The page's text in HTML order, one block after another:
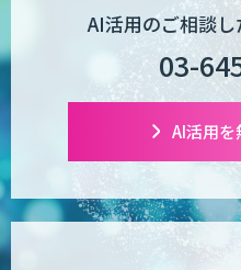
析総合ソ
comipro
AI活用のご相談
03-
AI活用を